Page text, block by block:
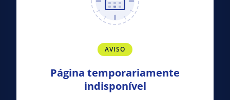
AVISO
Página temporariamente
indisponível